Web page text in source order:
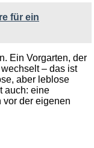
für ein
Ein Vorgarten, der
– das ist
aber leblose
auch: eine
vor der eigenen